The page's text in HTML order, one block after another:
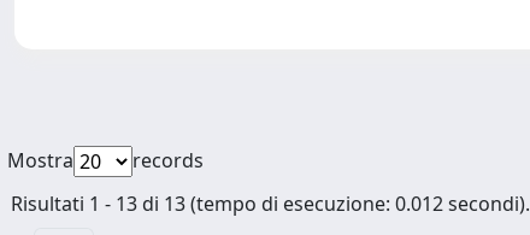
Mostra
records
Risultati 1 - 13 di 13 (tempo di esecuzione: 0.012 secondi).